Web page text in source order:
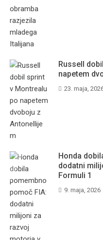
Russell
napetem
23. maja,
Honda
dodatni
Formuli 1
9. maja, 2026